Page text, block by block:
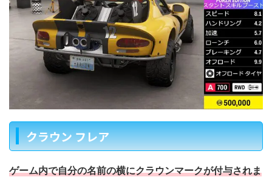
クラウン フレア
ゲーム内で自分の名前の横にクラウンマークが付与されま